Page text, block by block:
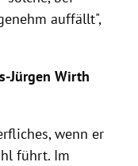
auffällt",
Jürgen Wirth
wenn er
führt. Im